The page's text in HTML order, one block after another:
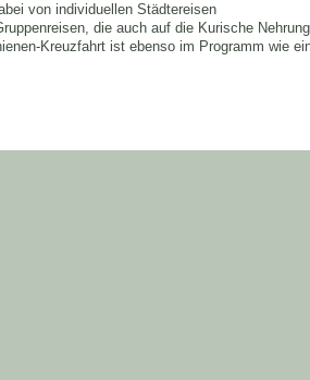
von individuellen Städtereisen
die auch auf die Kurische
Kreuzfahrt ist ebenso im Programm wie